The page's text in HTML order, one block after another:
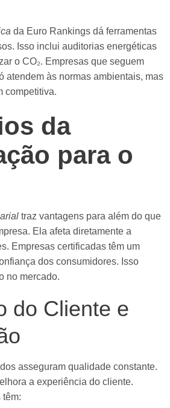
da Euro Rankings dá ferramentas
Isso inclui auditorias energéticas
o CO₂. Empresas que seguem
atendem às normas ambientais, mas
competitiva.
da
para o
traz vantagens para além do que
Ela afeta diretamente a
Empresas certificadas têm um
dos consumidores. Isso
no mercado.
do Cliente e
asseguram qualidade constante.
a experiência do cliente.
têm: